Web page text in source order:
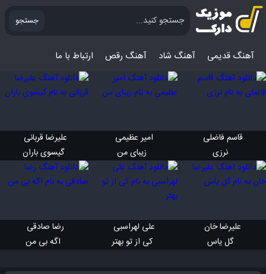
جستجو
آهنگ قدیمی آهنگ‌ شاد آهنگ رقص ارتباط با ما
قاسم فاضلی
نرزی
امیر عظیمی
زیبای من
علیرضا قربانی
گیسوی باران
علیرضا خان
گل یاس
علی لهراسبی
کی از تو بهتر
رضا صادقی
اگه بی من